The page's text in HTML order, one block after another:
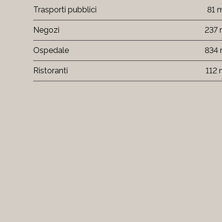
Trasporti pubblici 81
Negozi 237
Ospedale 834
Ristoranti 112